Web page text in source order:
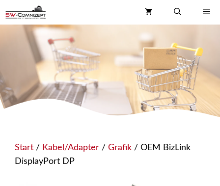
Inhalt
springen
Start / Kabel/Adapter / Grafik / OEM BizLink
DisplayPort DP